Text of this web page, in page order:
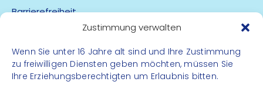
Zustimmung verwalten
Wenn Sie unter 16 Jahre alt sind und Ihre Zustimmung
zu freiwilligen Diensten geben möchten, müssen Sie
Ihre Erziehungsberechtigten um Erlaubnis bitten.
Barrierefreiheit
Kontakt